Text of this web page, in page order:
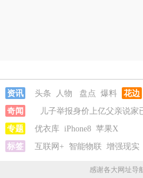
资讯 头条 人物 盘点 爆料 花边
奇闻
儿子举报身价上亿父亲说家
台电器
专题 优衣库 iPhone8 苹果X
标签
互联网+ 智能物联 增强现实
感谢各大网址导